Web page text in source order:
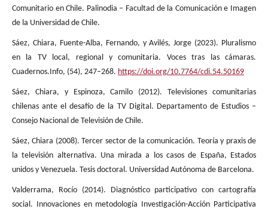
Comunitario en Chile. Palinodia – Facultad de la Comunicación e Imagen
de la Universidad de Chile.
Sáez, Chiara, Fuente-Alba, Fernando, y Avilés, Jorge (2023). Pluralismo
en la TV local, regional y comunitaria. Voces tras las cámaras.
Cuadernos.Info, (54), 247–268. https://doi.org/10.7764/cdi.54.50169
Sáez, Chiara, y Espinoza, Camilo (2012). Televisiones comunitarias
chilenas ante el desafío de la TV Digital. Departamento de Estudios –
Consejo Nacional de Televisión de Chile.
Sáez, Chiara (2008). Tercer sector de la comunicación. Teoría y praxis de
la televisión alternativa. Una mirada a los casos de España, Estados
unidos y Venezuela. Tesis doctoral. Universidad Autónoma de Barcelona.
Valderrama, Rocío (2014). Diagnóstico participativo con cartografía
social. Innovaciones en metodología Investigación-Acción Participativa